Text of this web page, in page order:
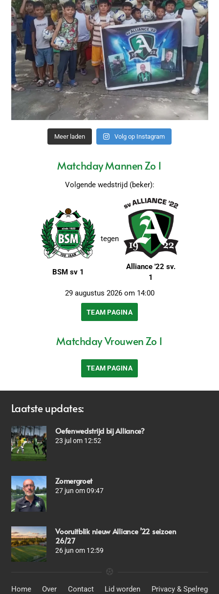
Meer laden Volg op Instagram
Matchday Mannen Zo 1
Volgende wedstrijd (beker):
BSM sv 1
tegen
Alliance '22 sv.
1
29 augustus 2026 om 14:00
TEAM PAGINA
Matchday Vrouwen Zo 1
TEAM PAGINA
Laatste updates:
Oefenwedstrijd bij Alliance?
23 jul om 12:52
Zomergroet
27 jun om 09:47
Vooruitblik nieuw Alliance ’22 seizoen
26/27
26 jun om 12:59
Home Over Contact Lid worden Privacy & Spelregels